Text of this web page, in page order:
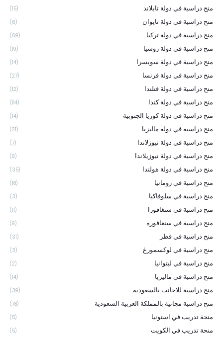
منح دراسية في دولة تايلاند (15)
منح دراسية في دولة تايوان (6)
منح دراسية في دولة تركيا (69)
منح دراسية في دولة روسيا (19)
منح دراسية في دولة سويسرا (14)
منح دراسية في دولة فرنسا (27)
منح دراسية في دولة فنلندا (12)
منح دراسية في دولة كندا (84)
منح دراسية في دولة كوريا الجنوبية (14)
منح دراسية في دولة ماليزيا (21)
منح دراسية في دولة نيوزلاندا (7)
منح دراسية في دولة نيوزيلاندا (9)
منح دراسية في دولة هولندا (35)
منح دراسية في رومانيا (18)
منح دراسية في سلوفاكيا (3)
منح دراسية في سنغافورا (11)
منح دراسية في سنغافورة (9)
منح دراسية في قطر (31)
منح دراسية في لوكسمورغ (3)
منح دراسية في ليتوانيا (2)
منح دراسية في ماليزيا (14)
منح دراسية للاجانب بالسعودية (39)
منح دراسية مجانية بالمملكة العربية السعودية (78)
منحة تدريب في استونيا (5)
منحة تدريب في الكويت (5)